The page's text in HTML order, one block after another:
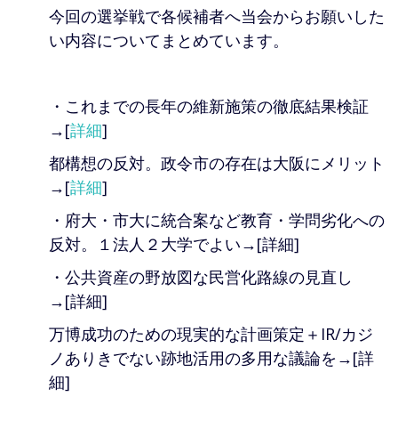
今回の選挙戦で各候補者へ当会からお願いした
い内容についてまとめています。
・これまでの長年の維新施策の徹底結果検証
→[詳細]
都構想の反対。政令市の存在は大阪にメリット
→[詳細]
・府大・市大に統合案など教育・学問劣化への
反対。１法人２大学でよい→[詳細]
・公共資産の野放図な民営化路線の見直し
→[詳細]
万博成功のための現実的な計画策定＋IR/カジ
ノありきでない跡地活用の多用な議論を→[詳
細]